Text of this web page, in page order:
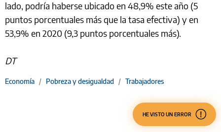
lado, podría haberse ubicado en 48,9% este año (5
puntos porcentuales más que la tasa efectiva) y en
53,9% en 2020 (9,3 puntos porcentuales más).
DT
Economía / Pobreza y desigualdad / Trabajadores
HE VISTO UN ERROR